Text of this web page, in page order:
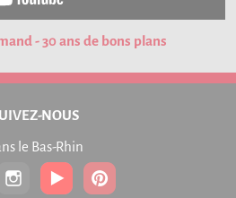
- 30 ans de bons plans
NOUS
le Bas-Rhin